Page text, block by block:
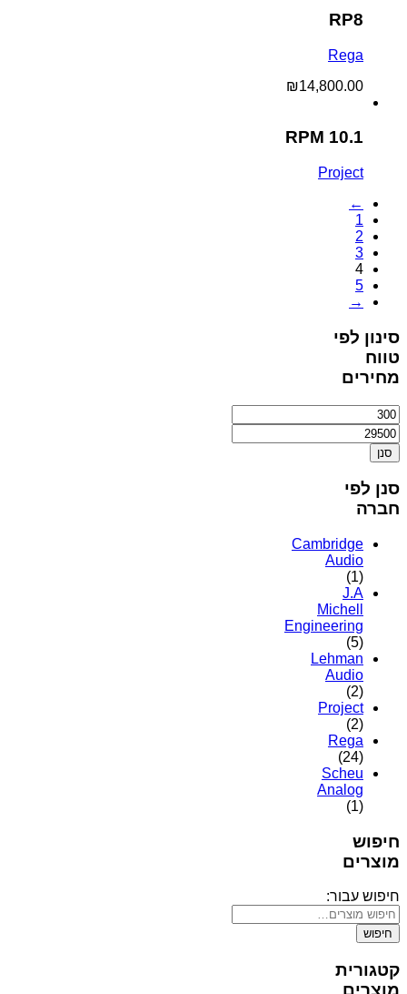
RP8
Rega
₪14,800.00
RPM 10.1
Project
←
1
2
3
4
5
→
סינון לפי
טווח
מחירים
סנן
סנן לפי
חברה
Cambridge
Audio
(1)
J.A
Michell
Engineering
(5)
Lehman
Audio
(2)
Project
(2)
Rega
(24)
Scheu
Analog
(1)
חיפוש
מוצרים
חיפוש עבור:
חיפוש
קטגורית
מוצרים